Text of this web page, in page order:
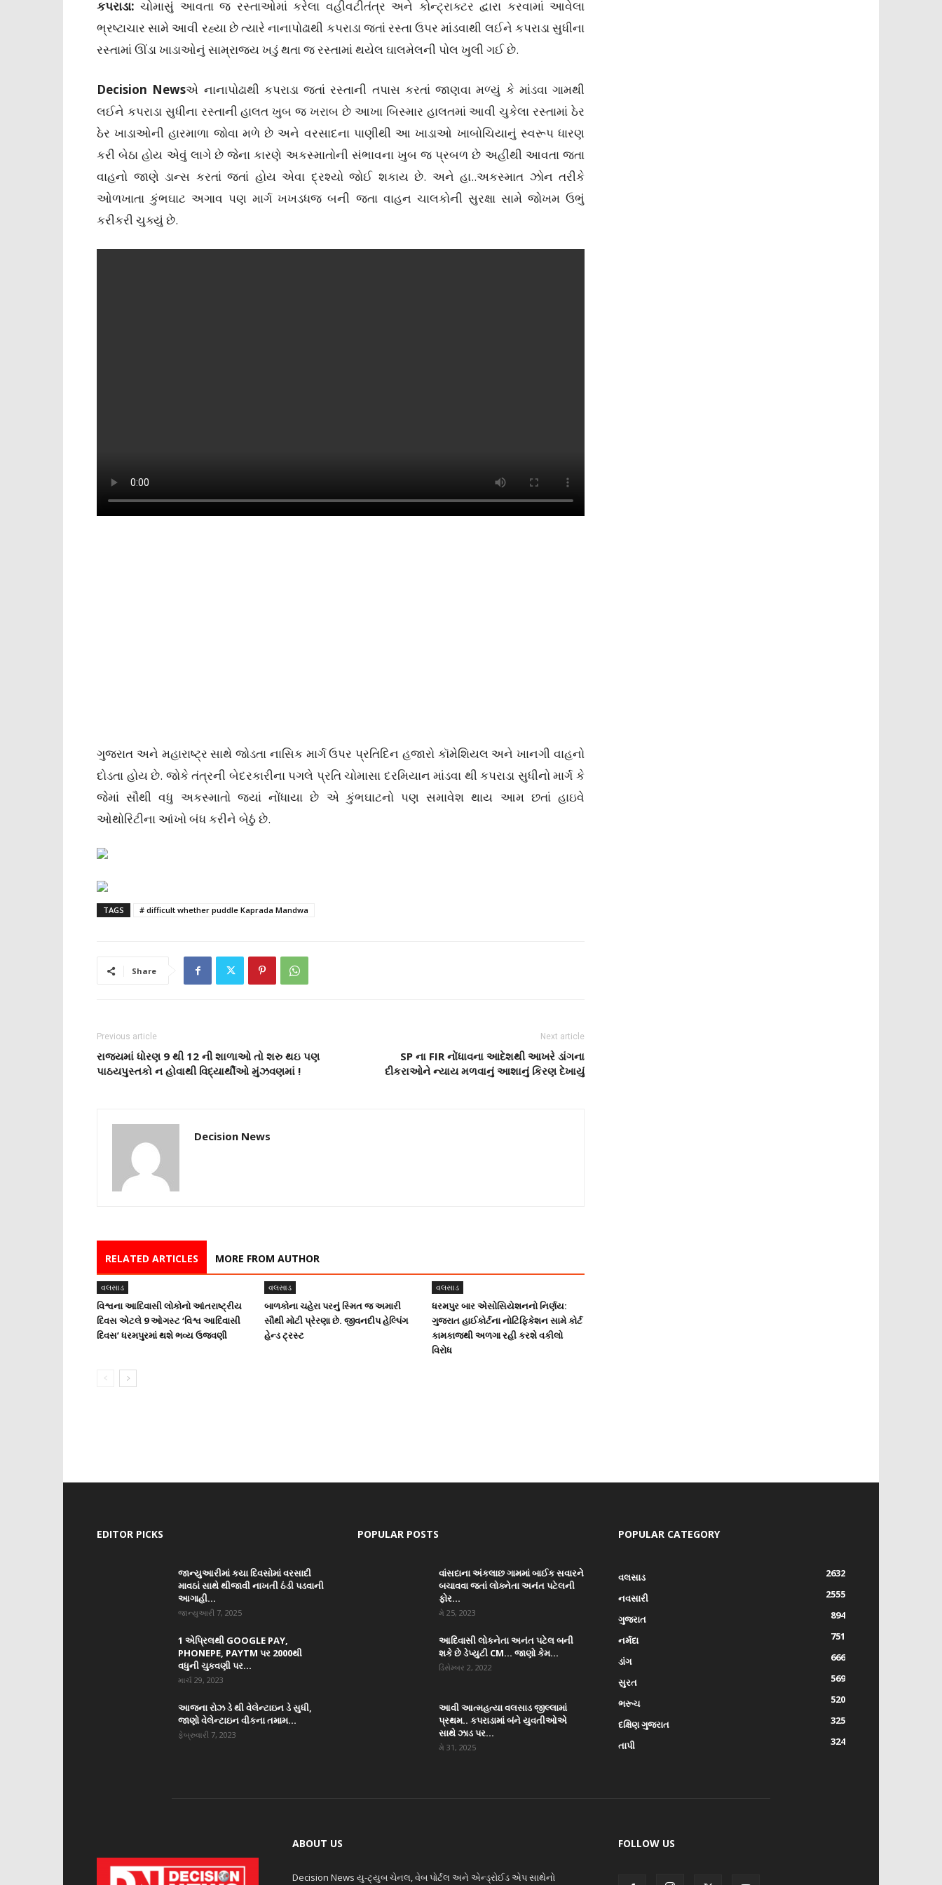
કપરાડા: ચોમાસું આવતા જ રસ્તાઓમાં કરેલા વહીવટીતંત્ર અને કોન્ટ્રાક્ટર દ્વારા કરવામાં આવેલા
ભ્રષ્ટાચાર સામે આવી રહ્યા છે ત્યારે નાનાપોઢાથી કપરાડા જતાં રસ્તા ઉપર માંડવાથી લઈને કપરાડા સુધીના
રસ્તામાં ઊંડા ખાડાઓનું સામ્રાજ્ય ખડું થતા જ રસ્તામાં થયેલ ઘાલમેલની પોલ ખુલી ગઈ છે.
Decision Newsએ નાનાપોઢાથી કપરાડા જતાં રસ્તાની તપાસ કરતાં જાણવા મળ્યું કે માંડવા ગામથી
લઈને કપરાડા સુધીના રસ્તાની હાલત ખુબ જ ખરાબ છે આખા બિસ્માર હાલતમાં આવી ચુકેલા રસ્તામાં ઠેર
ઠેર ખાડાઓની હારમાળા જોવા મળે છે અને વરસાદના પાણીથી આ ખાડાઓ ખાબોચિયાનું સ્વરૂપ ધારણ
કરી બેઠા હોય એવું લાગે છે જેના કારણે અકસ્માતોની સંભાવના ખુબ જ પ્રબળ છે અહીંથી આવતા જતા
વાહનો જાણે ડાન્સ કરતાં જતાં હોય એવા દ્રશ્યો જોઈ શકાય છે. અને હા..અકસ્માત ઝોન તરીકે
ઓળખાતા કુંભઘાટ અગાવ પણ માર્ગ ખખડધજ બની જતા વાહન ચાલકોની સુરક્ષા સામે જોખમ ઉભું
કરીકરી ચુક્યું છે.
ગુજરાત અને મહારાષ્ટ્ર સાથે જોડતા નાસિક માર્ગ ઉપર પ્રતિદિન હજારો કૉમેશિયલ અને ખાનગી વાહનો
દોડતા હોય છે. જોકે તંત્રની બેદરકારીના પગલે પ્રતિ ચોમાસા દરમિયાન માંડવા થી કપરાડા સુધીનો માર્ગ કે
જેમાં સૌથી વધુ અકસ્માતો જ્યાં નોંધાયા છે એ કુંભઘાટનો પણ સમાવેશ થાય આમ છતાં હાઇવે
ઓથોરિટીના આંખો બંધ કરીને બેઠું છે.
TAGS # difficult whether puddle Kaprada Mandwa
Share
Previous article
રાજ્યમાં ધોરણ 9 થી 12 ની શાળાઓ તો શરુ થઇ પણ
પાઠયપુસ્તકો ન હોવાથી વિદ્યાર્થીઓ મુંઝવણમાં !
Next article
SP ના FIR નોંધાવના આદેશથી આખરે ડાંગના
દીકરાઓને ન્યાય મળવાનું આશાનું કિરણ દેખાયું
Decision News
RELATED ARTICLES MORE FROM AUTHOR
વલસાડ
વિશ્વના આદિવાસી લોકોનો આંતરાષ્ટ્રીય
દિવસ એટલે 9 ઓગસ્ટ ‘વિશ્વ આદિવાસી
દિવસ’ ધરમપુરમાં થશે ભવ્ય ઉજવણી
વલસાડ
બાળકોના ચહેરા પરનું સ્મિત જ અમારી
સૌથી મોટી પ્રેરણા છે. જીવનદીપ હેલ્પિંગ
હેન્ડ ટ્રસ્ટ
વલસાડ
ધરમપુર બાર એસોસિયેશનનો નિર્ણય:
ગુજરાત હાઈકોર્ટના નોટિફિકેશન સામે કોર્ટ
કામકાજથી અળગા રહી કરશે વકીલો
વિરોધ
EDITOR PICKS
જાન્યુઆરીમાં કયા દિવસોમાં વરસાદી
માવઠાં સાથે થીજાવી નાખતી ઠંડી પડવાની
આગાહી...
જાન્યુઆરી 7, 2025
1 એપ્રિલથી GOOGLE PAY,
PHONEPE, PAYTM પર 2000થી
વધુની ચુકવણી પર...
માર્ચ 29, 2023
આજના રોઝ ડે થી વેલેન્ટાઇન ડે સુધી,
જાણો વેલેન્ટાઇન વીકના તમામ...
ફેબ્રુવારી 7, 2023
POPULAR POSTS
વાંસદાના અંકલાછ ગામમાં બાઈક સવારને
બચાવવા જતાં લોક્નેતા અનંત પટેલની
ફોર...
મે 25, 2023
આદિવાસી લોકનેતા અનંત પટેલ બની
શકે છે ડેપ્યુટી CM… જાણો કેમ...
ડિસેમ્બર 2, 2022
આવી આત્મહત્યા વલસાડ જીલ્લામાં
પ્રથમ.. કપરાડામાં બંને યુવતીઓએ
સાથે ઝાડ પર...
મે 31, 2025
POPULAR CATEGORY
વલસાડ
2632
નવસારી
2555
ગુજરાત
894
નર્મદા
751
ડાંગ
666
સુરત
569
ભરૂચ
520
દક્ષિણ ગુજરાત
325
તાપી
324
ABOUT US
Decision News યુ-ટ્યુબ ચેનલ, વેબ પોર્ટલ અને એન્ડ્રોઈડ એપ સાથેનો
FOLLOW US